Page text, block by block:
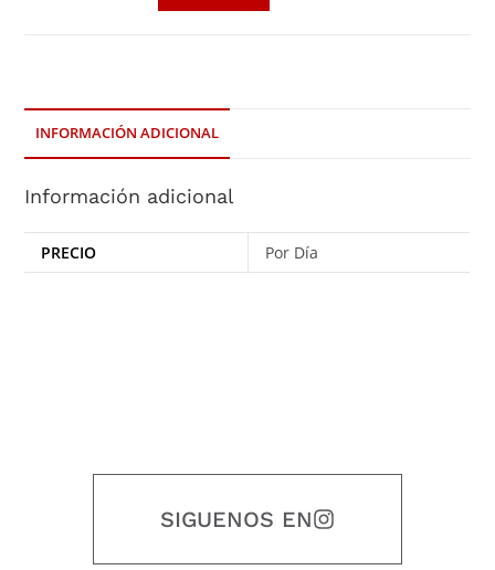
INFORMACIÓN ADICIONAL
Información adicional
PRECIO Por Día
SIGUENOS EN